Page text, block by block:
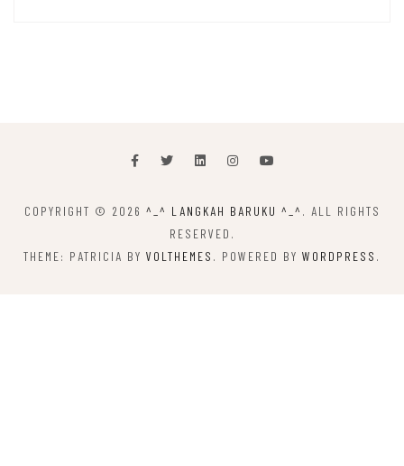
COPYRIGHT © 2026 ^_^ LANGKAH BARUKU ^_^ . ALL RIGHTS
RESERVED.
THEME: PATRICIA BY VOLTHEMES . POWERED BY WORDPRESS .